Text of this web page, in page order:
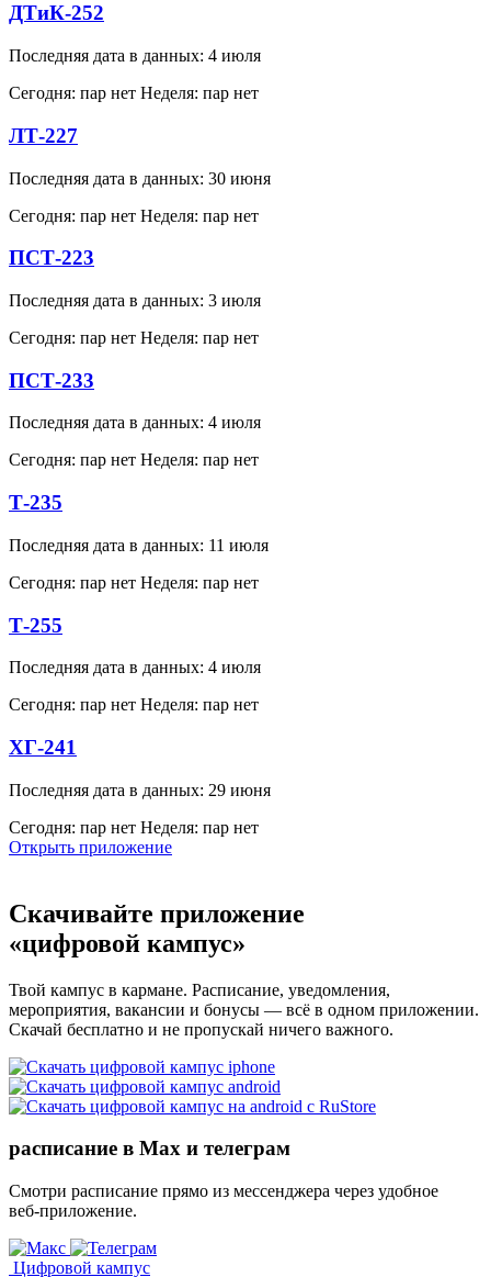
ДТиК-252
Последняя дата в данных: 4 июля
Сегодня: пар нет Неделя: пар нет
ЛТ-227
Последняя дата в данных: 30 июня
Сегодня: пар нет Неделя: пар нет
ПСТ-223
Последняя дата в данных: 3 июля
Сегодня: пар нет Неделя: пар нет
ПСТ-233
Последняя дата в данных: 4 июля
Сегодня: пар нет Неделя: пар нет
Т-235
Последняя дата в данных: 11 июля
Сегодня: пар нет Неделя: пар нет
Т-255
Последняя дата в данных: 4 июля
Сегодня: пар нет Неделя: пар нет
ХГ-241
Последняя дата в данных: 29 июня
Сегодня: пар нет Неделя: пар нет
Открыть приложение
Скачивайте приложение
«цифровой кампус»
Твой кампус в кармане. Расписание, уведомления,
мероприятия, вакансии и бонусы — всё в одном приложении.
Скачай бесплатно и не пропускай ничего важного.
расписание в Max и телеграм
Смотри расписание прямо из мессенджера через удобное
веб‑приложение.
Цифровой кампус